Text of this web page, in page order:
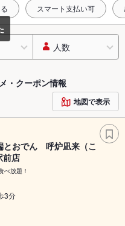
スマート支払い可
人数
・クーポン情報
地図で表示
とおでん 呼炉凪来（こ
前店
べ放題！
3分